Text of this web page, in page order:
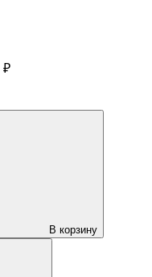
₽
В корзину